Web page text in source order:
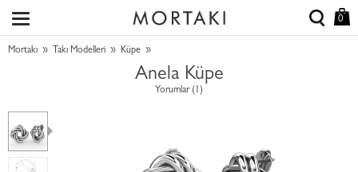
0
Mortakı » Takı Modelleri » Küpe »
Anela Küpe
Yorumlar (1)